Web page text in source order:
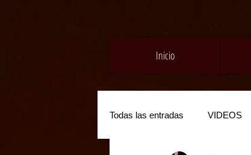
Inicio
Todas las entradas VIDEOS